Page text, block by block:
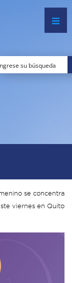
se concentra
viernes en Quito